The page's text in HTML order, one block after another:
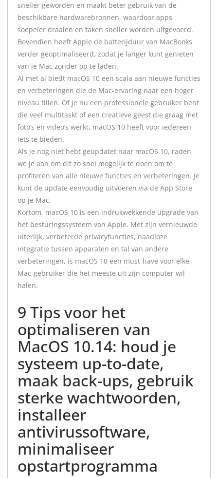
sneller geworden en maakt beter gebruik van de
beschikbare hardwarebronnen, waardoor apps
soepeler draaien en taken sneller worden uitgevoerd.
Bovendien heeft Apple de batterijduur van MacBooks
verder geoptimaliseerd, zodat je langer kunt genieten
van je Mac zonder op te laden.
Al met al biedt macOS 10 een scala aan nieuwe functies
en verbeteringen die de Mac-ervaring naar een hoger
niveau tillen. Of je nu een professionele gebruiker bent
die veel multitaskt of een creatieve geest die graag met
foto’s en video’s werkt, macOS 10 heeft voor iedereen
iets te bieden.
Als je nog niet hebt geüpdatet naar macOS 10, raden
we je aan om dit zo snel mogelijk te doen om te
profiteren van alle nieuwe functies en verbeteringen. Je
kunt de update eenvoudig uitvoeren via de App Store
op je Mac.
Kortom, macOS 10 is een indrukwekkende upgrade van
het besturingssysteem van Apple. Met zijn vernieuwde
uiterlijk, verbeterde privacyfuncties, naadloze
integratie tussen apparaten en tal van andere
verbeteringen, is macOS 10 een must-have voor elke
Mac-gebruiker die het meeste uit zijn computer wil
halen.
9 Tips voor het
optimaliseren van
MacOS 10.14: houd je
systeem up-to-date,
maak back-ups, gebruik
sterke wachtwoorden,
installeer
antivirussoftware,
minimaliseer
opstartprogramma